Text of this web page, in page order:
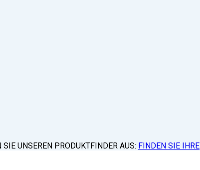
UNSEREN PRODUKTFINDER AUS: FINDEN SIE IHRE